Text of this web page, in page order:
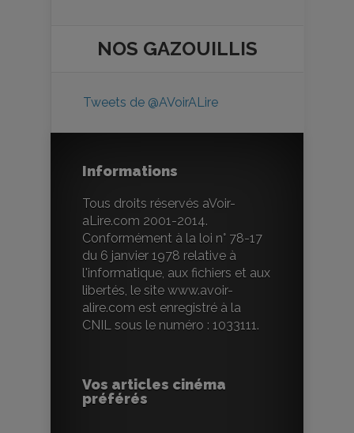
NOS GAZOUILLIS
Tweets de @AVoirALire
Informations
Tous droits réservés aVoir-
aLire.com 2001-2014.
Conformément à la loi n° 78-17
du 6 janvier 1978 relative à
l'informatique, aux fichiers et aux
libertés, le site www.avoir-
alire.com est enregistré à la
CNIL sous le numéro : 1033111.
Vos articles cinéma
préférés